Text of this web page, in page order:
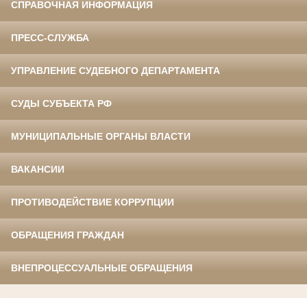
СПРАВОЧНАЯ ИНФОРМАЦИЯ
ПРЕСС-СЛУЖБА
УПРАВЛЕНИЕ СУДЕБНОГО ДЕПАРТАМЕНТА
СУДЫ СУБЪЕКТА РФ
МУНИЦИПАЛЬНЫЕ ОРГАНЫ ВЛАСТИ
ВАКАНСИИ
ПРОТИВОДЕЙСТВИЕ КОРРУПЦИИ
ОБРАЩЕНИЯ ГРАЖДАН
ВНЕПРОЦЕССУАЛЬНЫЕ ОБРАЩЕНИЯ